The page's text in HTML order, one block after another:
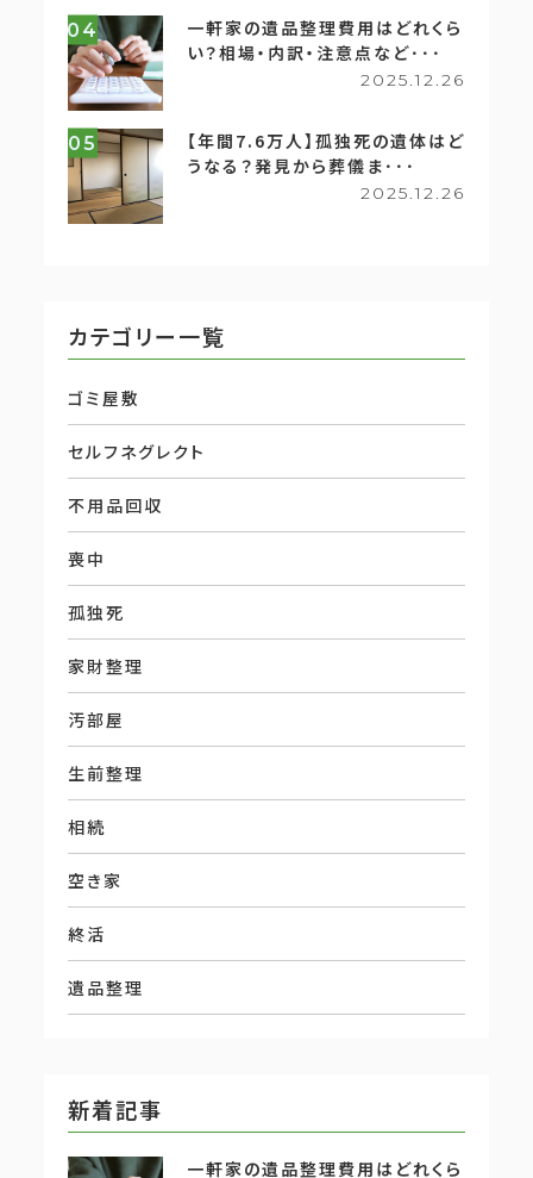
04
一軒家の遺品整理費用はどれくら
い？相場・内訳・注意点など･･･
2025.12.26
05
【年間7.6万人】孤独死の遺体はど
うなる？発見から葬儀ま･･･
2025.12.26
カテゴリー一覧
ゴミ屋敷
セルフネグレクト
不用品回収
喪中
孤独死
家財整理
汚部屋
生前整理
相続
空き家
終活
遺品整理
新着記事
一軒家の遺品整理費用はどれくら